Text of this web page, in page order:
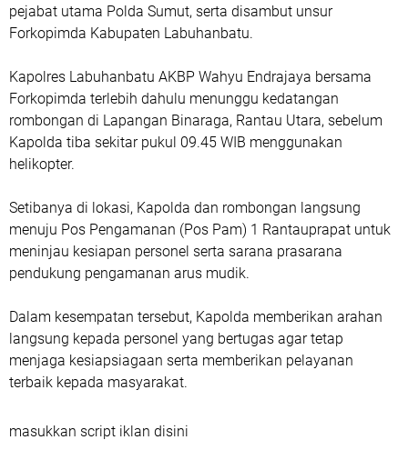
pejabat utama Polda Sumut, serta disambut unsur
Forkopimda Kabupaten Labuhanbatu.
Kapolres Labuhanbatu AKBP Wahyu Endrajaya bersama
Forkopimda terlebih dahulu menunggu kedatangan
rombongan di Lapangan Binaraga, Rantau Utara, sebelum
Kapolda tiba sekitar pukul 09.45 WIB menggunakan
helikopter.
Setibanya di lokasi, Kapolda dan rombongan langsung
menuju Pos Pengamanan (Pos Pam) 1 Rantauprapat untuk
meninjau kesiapan personel serta sarana prasarana
pendukung pengamanan arus mudik.
Dalam kesempatan tersebut, Kapolda memberikan arahan
langsung kepada personel yang bertugas agar tetap
menjaga kesiapsiagaan serta memberikan pelayanan
terbaik kepada masyarakat.
masukkan script iklan disini